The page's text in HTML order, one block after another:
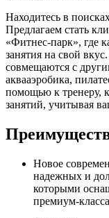
Находитесь в
Предлагаем стать
«Фитнес-парк», где
занятия на свой
совмещаются с
аквааэробика,
помощью к тренеру,
занятий, учитывая
Новое
надежных и
которыми
премиум-